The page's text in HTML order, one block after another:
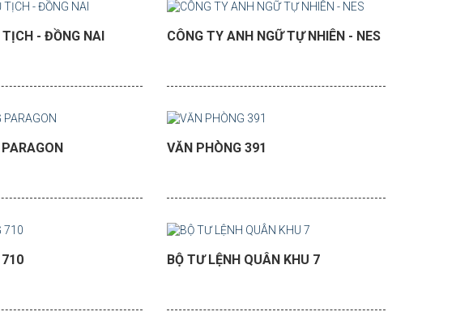
TỊCH - ĐỒNG NAI CÔNG TY ANH NGỮ TỰ NHIÊN - NES
VĂN PHÒNG 391
BỘ TƯ LỆNH QUÂN KHU 7